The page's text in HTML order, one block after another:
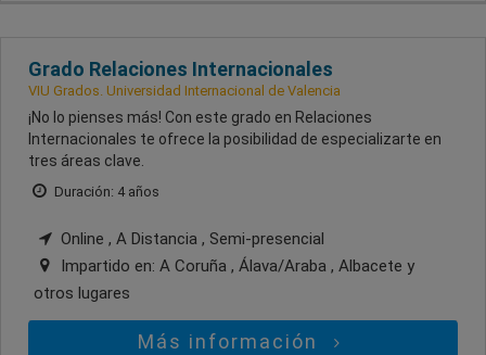
Grado Relaciones Internacionales
VIU Grados. Universidad Internacional de Valencia
¡No lo pienses más! Con este grado en Relaciones
Internacionales te ofrece la posibilidad de especializarte en
tres áreas clave.
Duración: 4 años
Online , A Distancia , Semi-presencial
Impartido en: A Coruña , Álava/Araba , Albacete y
otros lugares
Más información